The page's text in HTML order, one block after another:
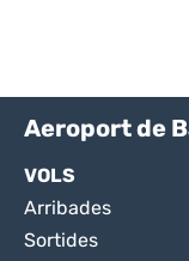
Aeroport de
VOLS
Arribades
Sortides